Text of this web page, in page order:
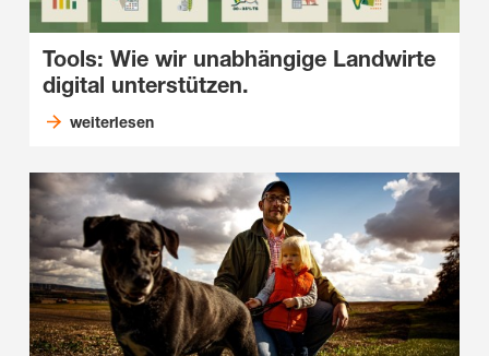
Tools: Wie wir unabhängige Landwirte
digital unterstützen.
weiterlesen